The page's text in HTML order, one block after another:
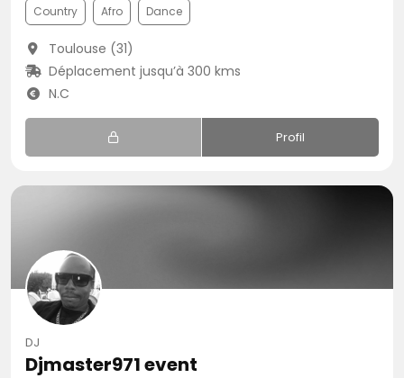
Country Afro Dance
Toulouse (31)
Déplacement jusqu’à 300 kms
N.C
Profil
DJ
Djmaster971 event